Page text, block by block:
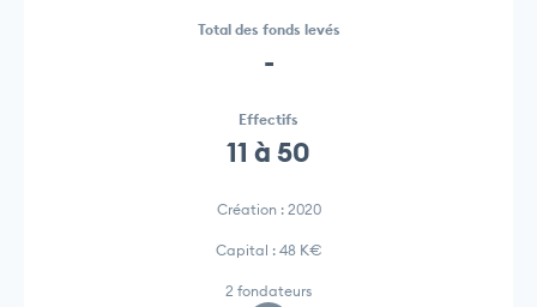
Total des fonds levés
-
Effectifs
11 à 50
Création : 2020
Capital : 48 K€
2 fondateurs